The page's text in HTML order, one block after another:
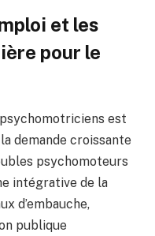
et les
pour le
est
demande croissante
psychomoteurs
intégrative de la
d’embauche,
publique